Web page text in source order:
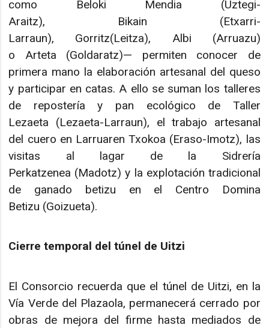
como Beloki Mendia (Uztegi-
Araitz), Bikain (Etxarri-
Larraun), Gorritz(Leitza), Albi (Arruazu)
o Arteta (Goldaratz)— permiten conocer de
primera mano la elaboración artesanal del queso
y participar en catas. A ello se suman los talleres
de repostería y pan ecológico de Taller
Lezaeta (Lezaeta-Larraun), el trabajo artesanal
del cuero en Larruaren Txokoa (Eraso-Imotz), las
visitas al lagar de la Sidrería
Perkatzenea (Madotz) y la explotación tradicional
de ganado betizu en el Centro Domina
Betizu (Goizueta).
Cierre temporal del túnel de Uitzi
El Consorcio recuerda que el túnel de Uitzi, en la
Vía Verde del Plazaola, permanecerá cerrado por
obras de mejora del firme hasta mediados de